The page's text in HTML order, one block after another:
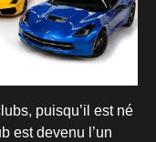
puisqu’il est né
est devenu l’un